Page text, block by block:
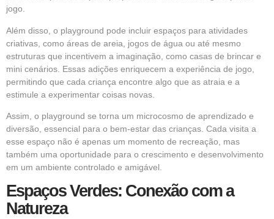
jogo.
Além disso, o playground pode incluir espaços para atividades
criativas, como áreas de areia, jogos de água ou até mesmo
estruturas que incentivem a imaginação, como casas de brincar e
mini cenários. Essas adições enriquecem a experiência de jogo,
permitindo que cada criança encontre algo que as atraia e a
estimule a experimentar coisas novas.
Assim, o playground se torna um microcosmo de aprendizado e
diversão, essencial para o bem-estar das crianças. Cada visita a
esse espaço não é apenas um momento de recreação, mas
também uma oportunidade para o crescimento e desenvolvimento
em um ambiente controlado e amigável.
Espaços Verdes: Conexão com a
Natureza